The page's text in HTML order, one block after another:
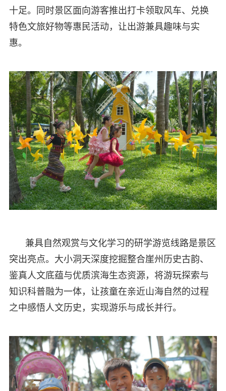
十足。同时景区面向游客推出打卡领取风车、兑换
特色文旅好物等惠民活动，让出游兼具趣味与实
惠。
兼具自然观赏与文化学习的研学游览线路是景区
突出亮点。大小洞天深度挖掘整合崖州历史古韵、
鉴真人文底蕴与优质滨海生态资源，将游玩探索与
知识科普融为一体，让孩童在亲近山海自然的过程
之中感悟人文历史，实现游乐与成长并行。